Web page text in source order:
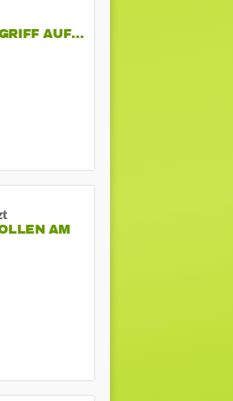
AUF…
AM